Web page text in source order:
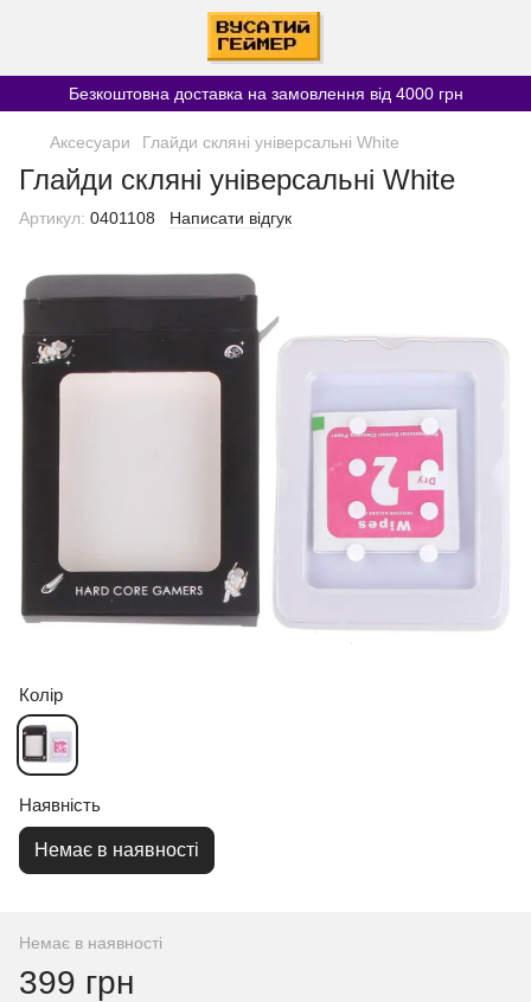
Безкоштовна доставка на замовлення від 4000 грн
Аксесуари Глайди скляні універсальні White
Глайди скляні універсальні White
Артикул: 0401108 Написати відгук
Колір
Наявність
Немає в наявності
Немає в наявності
399 грн